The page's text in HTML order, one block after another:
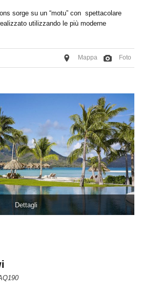
sorge su un “motu” con spettacolare
utilizzando le più moderne
Foto
Mappa
Dettagli